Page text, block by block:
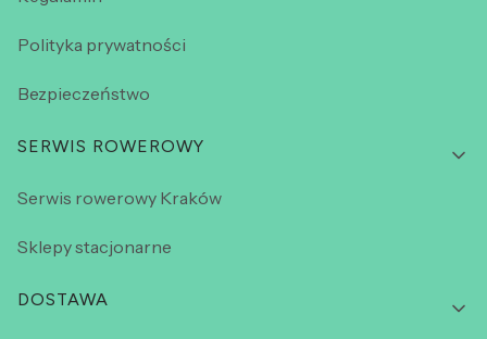
Polityka prywatności
Bezpieczeństwo
SERWIS ROWEROWY
Serwis rowerowy Kraków
Sklepy stacjonarne
DOSTAWA